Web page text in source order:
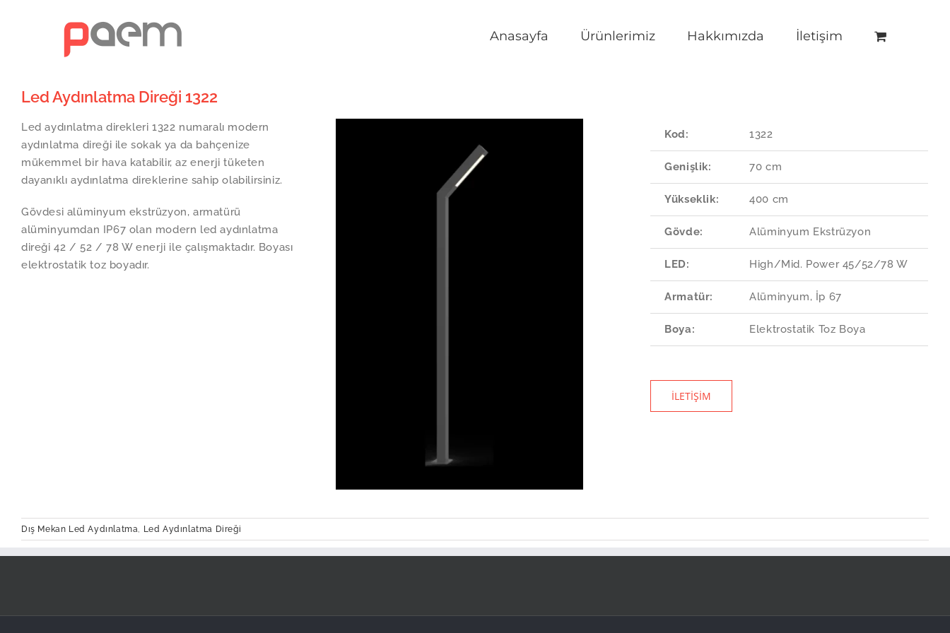
Anasayfa Ürünlerimiz Hakkımızda İletişim
Led Aydınlatma Direği 1322
Led aydınlatma direkleri 1322 numaralı modern
aydınlatma direği ile sokak ya da bahçenize
mükemmel bir hava katabilir, az enerji tüketen
dayanıklı aydınlatma direklerine sahip olabilirsiniz.
Gövdesi alüminyum ekstrüzyon, armatürü
alüminyumdan IP67 olan modern led aydınlatma
direği 42 / 52 / 78 W enerji ile çalışmaktadır. Boyası
elektrostatik toz boyadır.
Kod: 1322
Genişlik: 70 cm
Yükseklik: 400 cm
Gövde: Alüminyum Ekstrüzyon
LED: High/Mid. Power 45/52/78 W
Armatür: Alüminyum, İp 67
Boya: Elektrostatik Toz Boya
İLETIŞIM
Dış Mekan Led Aydınlatma Led Aydınlatma Direği